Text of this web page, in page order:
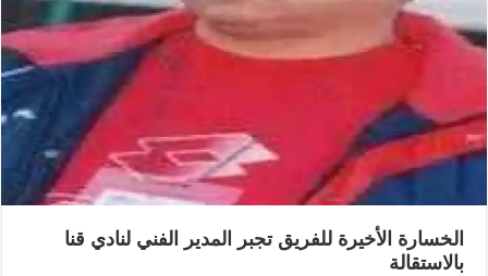
الخسارة الأخيرة للفريق تجبر المدير الفني لنادي قنا
بالاستقالة